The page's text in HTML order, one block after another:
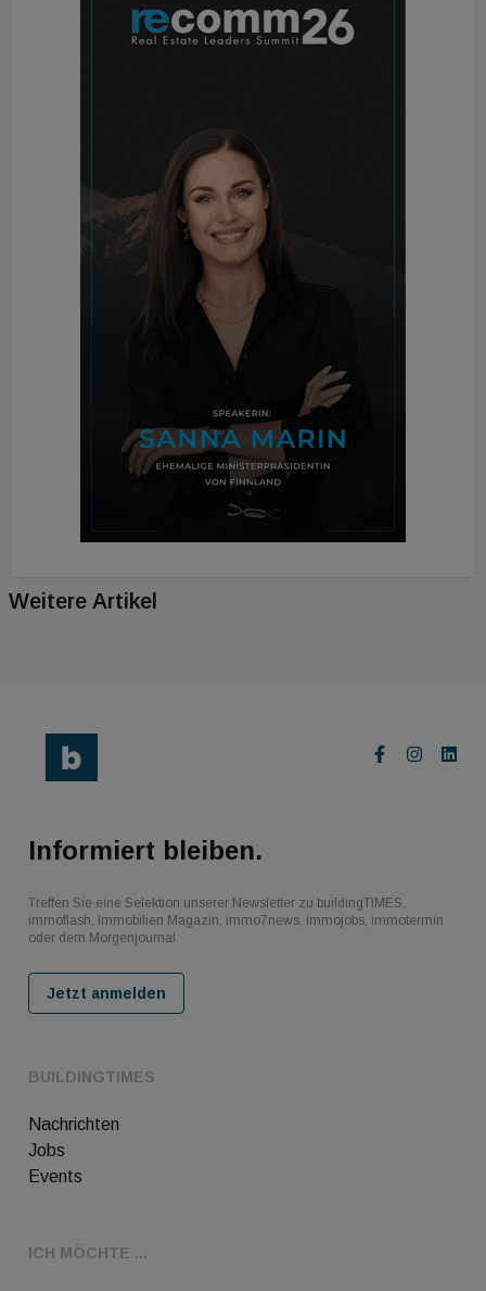
Weitere Artikel
BUILDINGTIMES
Nachrichten
Jobs
Events
ICH MÖCHTE ...
Informiert bleiben.
Treffen Sie eine Selektion unserer Newsletter zu buildingTIMES,
immoflash, Immobilien Magazin, immo7news, immojobs, immotermin
oder dem Morgenjournal
Jetzt anmelden